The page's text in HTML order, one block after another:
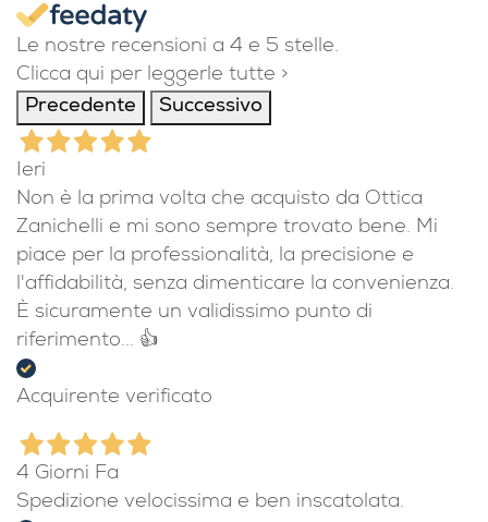
Le nostre recensioni a 4 e 5 stelle.
Clicca qui per leggerle tutte >
Precedente
Successivo
Ieri
Non è la prima volta che acquisto da Ottica
Zanichelli e mi sono sempre trovato bene. Mi
piace per la professionalità, la precisione e
l'affidabilità, senza dimenticare la convenienza.
È sicuramente un validissimo punto di
riferimento... 👍
Acquirente verificato
4 Giorni Fa
Spedizione velocissima e ben inscatolata.